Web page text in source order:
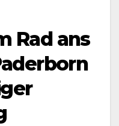
Rad ans